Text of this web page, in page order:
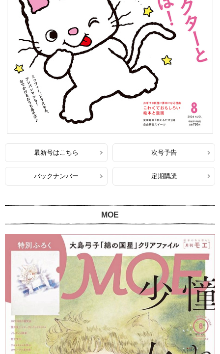
最新号はこちら 次号予告
バックナンバー 定期購読
MOE